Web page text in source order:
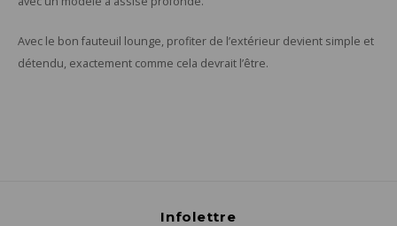
Avec le bon fauteuil lounge, profiter de l’extérieur devient simple et
détendu, exactement comme cela devrait l’être.
Infolettre